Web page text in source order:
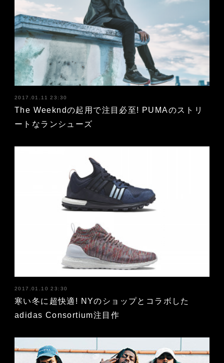
2017.01.11 23:30
The Weekndの起用で注目必至! PUMAのストリ
ートなランシューズ
2017.01.10 23:30
寒い冬に超快適! NYのショップとコラボした
adidas Consortium注目作